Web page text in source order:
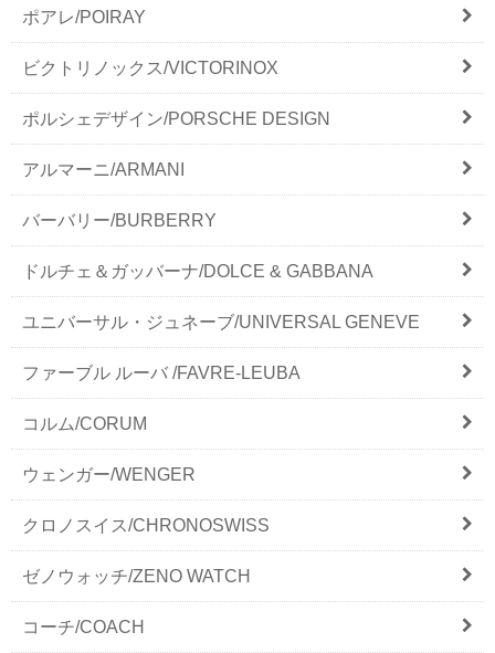
ポアレ/POIRAY
ビクトリノックス/VICTORINOX
ポルシェデザイン/PORSCHE DESIGN
アルマーニ/ARMANI
バーバリー/BURBERRY
ドルチェ＆ガッバーナ/DOLCE & GABBANA
ユニバーサル・ジュネーブ/UNIVERSAL GENEVE
ファーブル ルーバ /FAVRE-LEUBA
コルム/CORUM
ウェンガー/WENGER
クロノスイス/CHRONOSWISS
ゼノウォッチ/ZENO WATCH
コーチ/COACH